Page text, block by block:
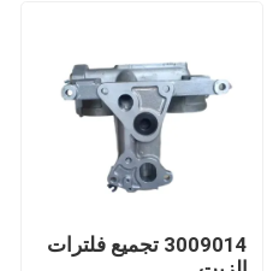
3009014 تجميع فلترات